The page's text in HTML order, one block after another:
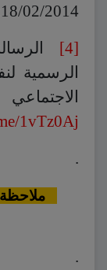
18/02/2014:
[4]
الرسمية
الاجتماعي
1vTz0Aj
.
.